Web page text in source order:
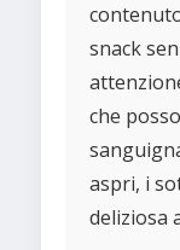
snack
che
aspri, i
deliziosa